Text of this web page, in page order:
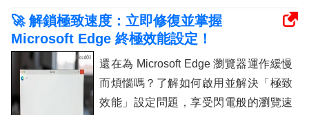
🚀 解鎖極致速度：立即修復並掌握
Microsoft Edge 終極效能設定！
還在為 Microsoft Edge 瀏覽器運作緩慢
而煩惱嗎？了解如何啟用並解決「極致
效能」設定問題，享受閃電般的瀏覽速